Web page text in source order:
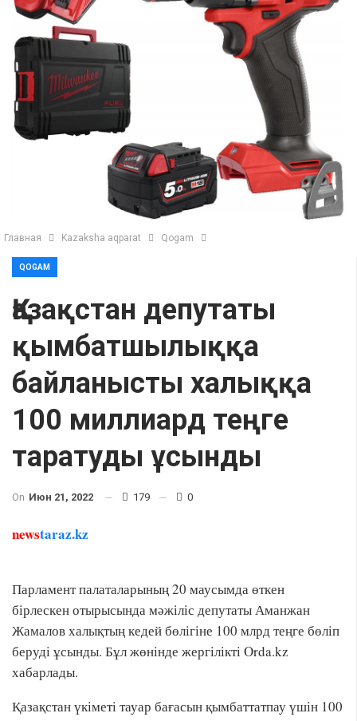
Главная Kazaksha aqparat Qogam
QOGAM
Қазақстан депутаты
қымбатшылыққа
байланысты халыққа
100 миллиард теңге
таратуды ұсынды
On Июн 21, 2022 179 0
newstaraz.kz
Парламент палаталарының 20 маусымда өткен
бірлескен отырысында мәжіліс депутаты Аманжан
Жамалов халықтың кедей бөлігіне 100 млрд теңге бөліп
беруді ұсынды. Бұл жөнінде жергілікті Orda.kz
хабарлады.
Қазақстан үкіметі тауар бағасын қымбаттатпау үшін 100